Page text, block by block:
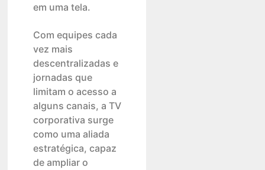
em uma tela.
Com equipes cada
vez mais
descentralizadas e
jornadas que
limitam o acesso a
alguns canais, a TV
corporativa surge
como uma aliada
estratégica, capaz
de ampliar o